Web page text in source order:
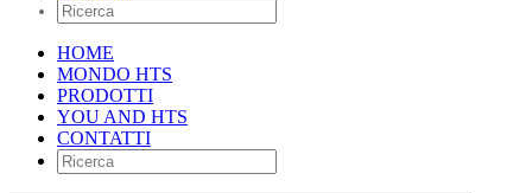
HOME
MONDO HTS
PRODOTTI
YOU AND HTS
CONTATTI